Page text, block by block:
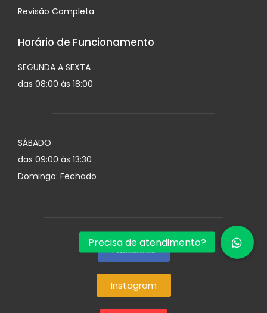
Revisão Completa
Horário de Funcionamento
SEGUNDA A SEXTA
das 08:00 às 18:00
SÁBADO
das 09:00 às 13:30
Domingo: Fechado
Facebook
Instagram